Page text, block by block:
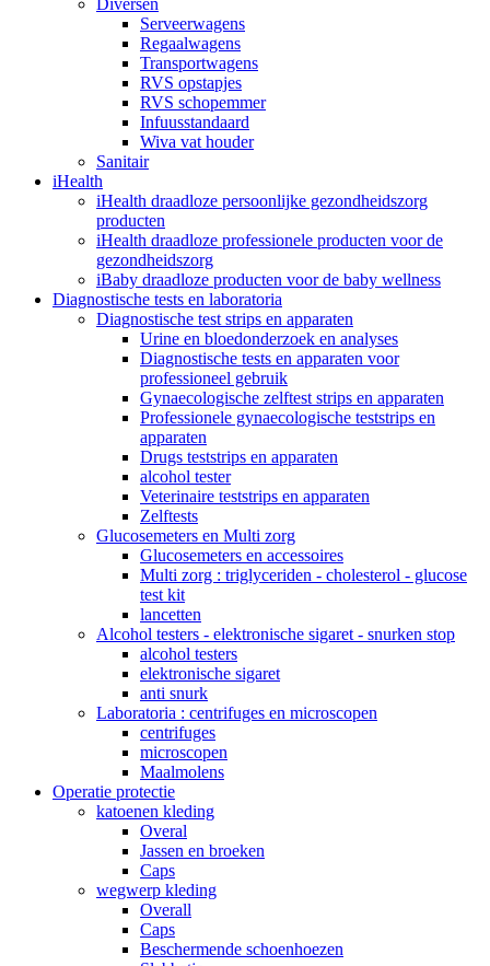
Serveerwagens
Regaalwagens
Transportwagens
RVS opstapjes
RVS schopemmer
Infuusstandaard
Wiva vat houder
Sanitair
iHealth
iHealth draadloze persoonlijke gezondheidszorg
producten
iHealth draadloze professionele producten voor de
gezondheidszorg
iBaby draadloze producten voor de baby wellness
Diagnostische tests en laboratoria
Diagnostische test strips en apparaten
Urine en bloedonderzoek en analyses
Diagnostische tests en apparaten voor
professioneel gebruik
Gynaecologische zelftest strips en apparaten
Professionele gynaecologische teststrips en
apparaten
Drugs teststrips en apparaten
alcohol tester
Veterinaire teststrips en apparaten
Zelftests
Glucosemeters en Multi zorg
Glucosemeters en accessoires
Multi zorg : triglyceriden - cholesterol - glucose
test kit
lancetten
Alcohol testers - elektronische sigaret - snurken stop
alcohol testers
elektronische sigaret
anti snurk
Laboratoria : centrifuges en microscopen
centrifuges
microscopen
Maalmolens
Operatie protectie
katoenen kleding
Overal
Jassen en broeken
Caps
wegwerp kleding
Overall
Caps
Beschermende schoenhoezen